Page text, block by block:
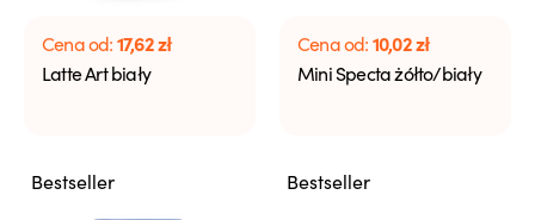
Cena od:17,62zł
Latte Art biały
Cena od:10,02zł
Mini Specta żółto/biały
Bestseller Bestseller